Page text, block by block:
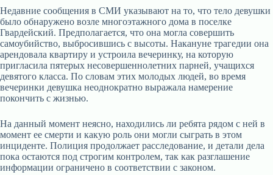
Недавние сообщения в СМИ указывают на то, что тело девушки
было обнаружено возле многоэтажного дома в поселке
Гвардейский. Предполагается, что она могла совершить
самоубийство, выбросившись с высоты. Накануне трагедии она
арендовала квартиру и устроила вечеринку, на которую
пригласила пятерых несовершеннолетних парней, учащихся
девятого класса. По словам этих молодых людей, во время
вечеринки девушка неоднократно выражала намерение
покончить с жизнью.
На данный момент неясно, находились ли ребята рядом с ней в
момент ее смерти и какую роль они могли сыграть в этом
инциденте. Полиция продолжает расследование, и детали дела
пока остаются под строгим контролем, так как разглашение
информации ограничено в соответствии с законом.